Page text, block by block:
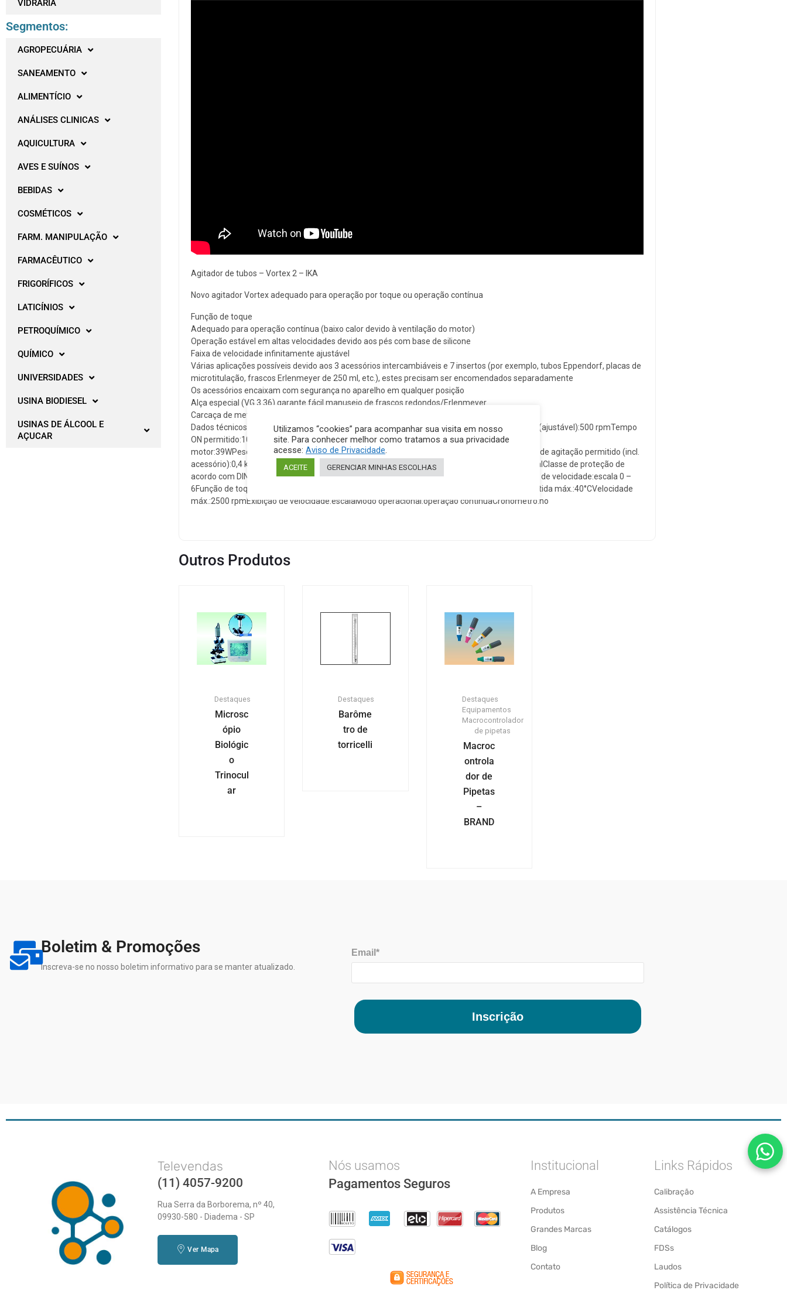
VIDRARIA
Segmentos:
AGROPECUÁRIA
SANEAMENTO
ALIMENTÍCIO
ANÁLISES CLINICAS
AQUICULTURA
AVES E SUÍNOS
BEBIDAS
COSMÉTICOS
FARM. MANIPULAÇÃO
FARMACÊUTICO
FRIGORÍFICOS
LATICÍNIOS
PETROQUÍMICO
QUÍMICO
UNIVERSIDADES
USINA BIODIESEL
USINAS DE ÁLCOOL E
AÇUCAR
Agitador de tubos – Vortex 2 – IKA
Novo agitador Vortex adequado para operação por toque ou operação contínua
Função de toque
Adequado para operação contínua (baixo calor devido à ventilação do motor)
Operação estável em altas velocidades devido aos pés com base de silicone
Faixa de velocidade infinitamente ajustável
Várias aplicações possíveis devido aos 3 acessórios intercambiáveis e 7 insertos (por exemplo, tubos Eppendorf, placas de
microtitulação, frascos Erlenmeyer de 250 ml, etc.), estes precisam ser encomendados separadamente
Os acessórios encaixam com segurança no aparelho em qualquer posição
Alça especial (VG 3.36) garante fácil manuseio de frascos redondos/Erlenmeyer
Carcaça de metal fundido resistente
Dados técnicosEntrada de energia:60WSaída de classificação do motor:9WVelocidade mínima (ajustável):500 rpmTempo
ON permitido:100%Diâmetro do agitador:4mmLargura:120mmEntrada de classificação do
motor:39WPeso:3,9kgTensão:220 – 240/115/100 VAltura:140 mmProfundidade:138 mmPeso de agitação permitido (incl.
acessório):0,4 kgFrequência:50/60HzUmidade relativa permitida:80%Tipo de movimento:orbitalClasse de proteção de
acordo com DIN EN 60529:IP21Interface USB:noSaída analógica:noInterface RS232:noControle de velocidade:escala 0 –
6Função de toque:simTemperatura ambiente permitida mín.:5°CTemperatura ambiente permitida máx.:40°CVelocidade
máx.:2500 rpmExibição de velocidade:escalaModo operacional:operação contínuaCronômetro:no
Outros Produtos
Destaques
Microsc
ópio
Biológic
o
Trinocul
ar
Destaques
Barôme
tro de
torricelli
Destaques
Equipamentos
Macrocontrolador
de pipetas
Macroc
ontrola
dor de
Pipetas
–
BRAND
Boletim & Promoções
Inscreva-se no nosso boletim informativo para se manter atualizado.
Email*
Inscrição
Televendas
(11) 4057-9200
Rua Serra da Borborema, nº 40,
09930-580 - Diadema - SP
Ver Mapa
Nós usamos
Pagamentos Seguros
Institucional
A Empresa
Produtos
Grandes Marcas
Blog
Contato
Links Rápidos
Calibração
Assistência Técnica
Catálogos
FDSs
Laudos
Política de Privacidade
Utilizamos “cookies” para acompanhar sua visita em nosso
site. Para conhecer melhor como tratamos a sua privacidade
acesse: Aviso de Privacidade
ACEITE GERENCIAR MINHAS ESCOLHAS